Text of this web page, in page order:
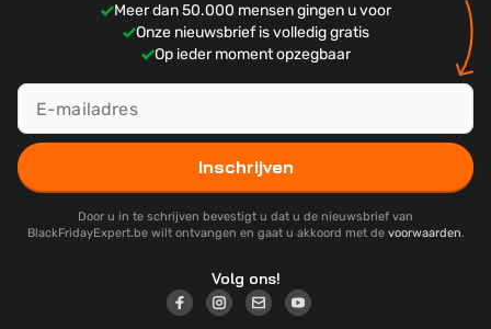
Meer dan 50.000 mensen gingen u voor
Onze nieuwsbrief is volledig gratis
Op ieder moment opzegbaar
Inschrijven
Door u in te schrijven bevestigt u dat u de nieuwsbrief van
BlackFridayExpert.be wilt ontvangen en gaat u akkoord met de voorwaarden.
Volg ons!